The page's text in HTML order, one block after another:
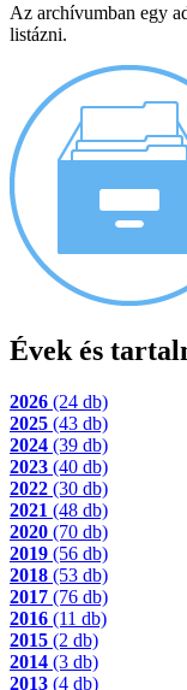
Az archívumban egy
listázni.
Évek és
2026 (24 db)
2025 (43 db)
2024 (39 db)
2023 (40 db)
2022 (30 db)
2021 (48 db)
2020 (70 db)
2019 (56 db)
2018 (53 db)
2017 (76 db)
2016 (11 db)
2015 (2 db)
2014 (3 db)
2013 (4 db)